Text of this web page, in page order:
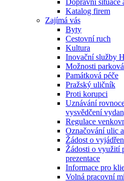
Dopravní situace
Katalog firem
Zajímá vás
Byty
Cestovní ruch
Kultura
Inovační služby
Možnosti
Památková péče
Pražský uličník
Proti korupci
Uznávání
vysvědčení
Regulace
Označování ulic
Žádost o
Žádosti o využití
prezentace
Informace pro
Volná pracovní